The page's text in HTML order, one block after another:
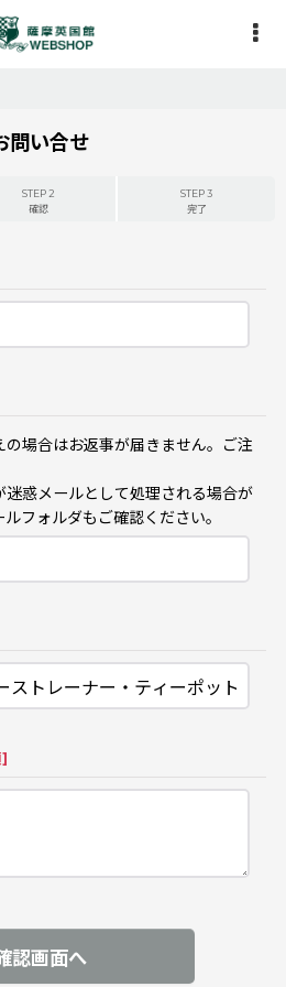
問い合せ
STEP 2
確認
STEP 3
完了
場合はお返事が届きません。ご注
迷惑メールとして処理される場合が
フォルダもご確認ください。
]
認画面へ